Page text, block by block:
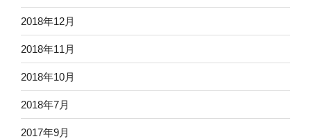
2018年12月
2018年11月
2018年10月
2018年7月
2017年9月